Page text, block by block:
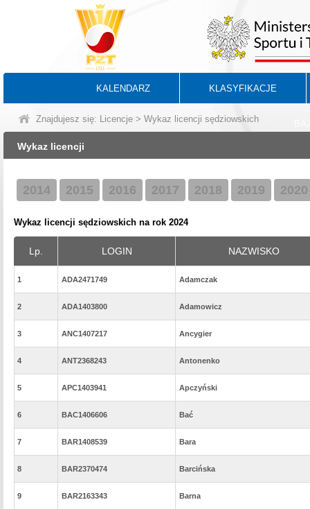
KALENDARZ KLASYFIKACJE
Znajdujesz się: Licencje > Wykaz licencji sędziowskich
Wykaz licencji
2014 2015 2016 2017 2018 2019 2020
Wykaz licencji sędziowskich na rok 2024
Lp. LOGIN NAZWISKO
1 ADA2471749 Adamczak
2 ADA1403800 Adamowicz
3 ANC1407217 Ancygier
4 ANT2368243 Antonenko
5 APC1403941 Apczyński
6 BAC1406606 Bać
7 BAR1408539 Bara
8 BAR2370474 Barcińska
9 BAR2163343 Barna